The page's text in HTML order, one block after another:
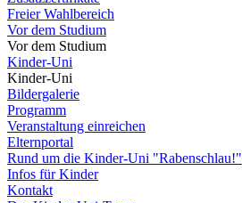
Freier Wahlbereich
Vor dem Studium
Vor dem Studium
Kinder-Uni
Kinder-Uni
Bildergalerie
Programm
Veranstaltung einreichen
Elternportal
Rund um die Kinder-Uni "Rabenschlau!"
Infos für Kinder
Kontakt